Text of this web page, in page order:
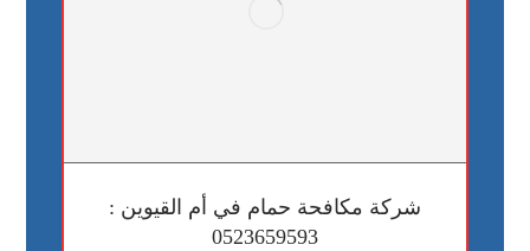
شركة مكافحة حمام في أم القيوين :
0523659593